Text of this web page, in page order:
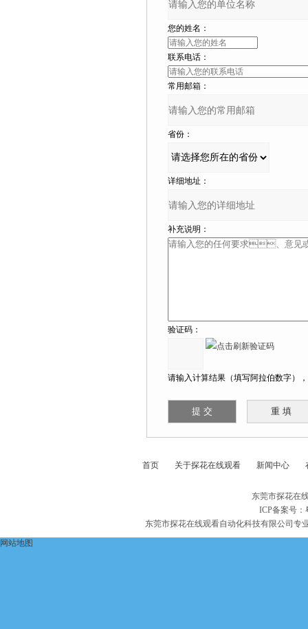
您的姓名：
联系电话：
常用邮箱：
省份：
详细地址：
补充说明：
验证码：
请输入计算结果（填写阿拉伯数字），
首页 关于探花在线观看 新闻中心
东莞市探花在
ICP备案号：
东莞市探花在线观看自动化科技有限公司专
网站地图